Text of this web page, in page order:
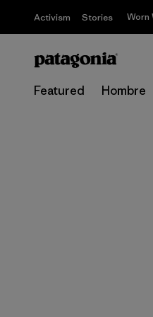
Activism Stories Worn
Featured Hombre